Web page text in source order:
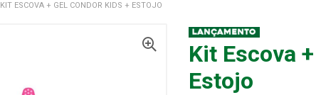
KIT ESCOVA + GEL CONDOR KIDS + ESTOJO
Kit Escova
Estojo